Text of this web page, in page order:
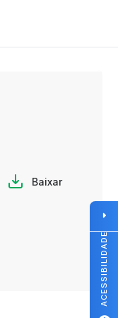
Baixar
ACESSIBILIDADE